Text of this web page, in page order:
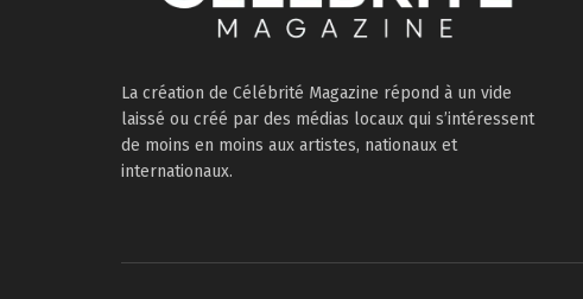
La création de Célébrité Magazine répond à un vide
laissé ou créé par des médias locaux qui s’intéressent
de moins en moins aux artistes, nationaux et
internationaux.